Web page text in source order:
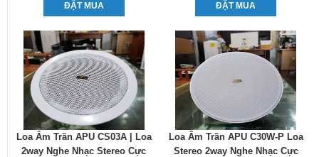
ĐẶT MUA ĐẶT MUA
Loa Âm Trần APU CS03A | Loa
2way Nghe Nhạc Stereo Cực
Loa Âm Trần APU C30W-P Loa
Stereo 2way Nghe Nhạc Cực